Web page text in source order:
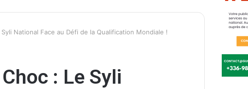
National Face au Défi de la Qualification Mondiale !
: Le Syli